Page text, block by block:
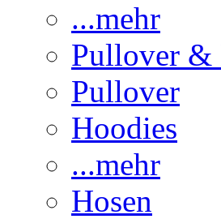
...mehr
Pullover &
Pullover
Hoodies
...mehr
Hosen